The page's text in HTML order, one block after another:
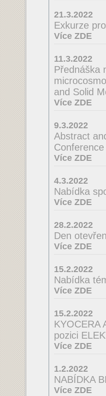
21.3.2022
Exkurze
Více ZDE
11.3.2022
Přednáška
and Solid
Více ZDE
9.3.2022
Abstract
Conference
Více ZDE
4.3.2022
Nabídka
Více ZDE
28.2.2022
Den
Více ZDE
15.2.2022
Nabídka
Více ZDE
15.2.2022
KYOCERA
pozici
Více ZDE
1.2.2022
NABÍDKA
Více ZDE